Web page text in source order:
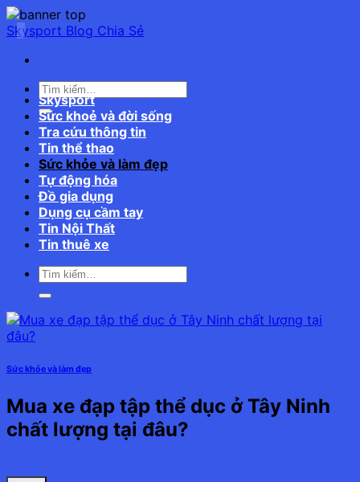
Bỏ
qua
dung
Skysport Blog Chia Sẻ
Skysport
Sức khoẻ và đời sống
Tra cứu thông tin
Tin thể thao
Sức khỏe và làm đẹp
Tự động hóa
Đồ gia dụng
Dụng cụ cầm tay
Tin Nội Thất
Tin thuê xe
Sức khỏe và làm đẹp
Mua xe đạp tập thể dục ở Tây Ninh
chất lượng tại đâu?